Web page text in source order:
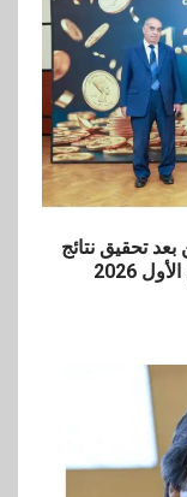
اليوم
العديد من
تحقيق نتائج
2026